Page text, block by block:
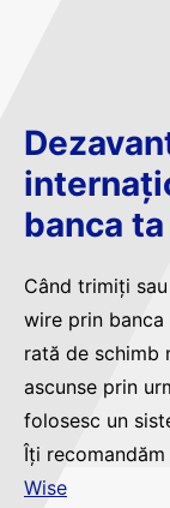
banca ta
Când trimiți
wire prin
rată de schimb
ascunse prin
folosesc un
Îți
Wise